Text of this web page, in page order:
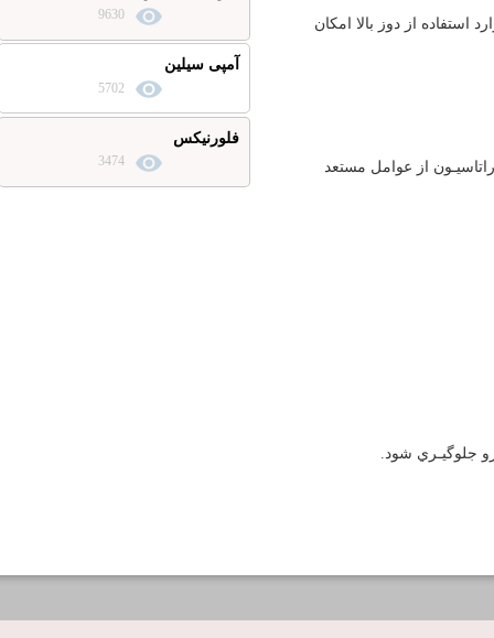
از دوز بالا امكان
از عوامل مستعد
9630
آمپی سیلین
5702
فلورنیکس
3474